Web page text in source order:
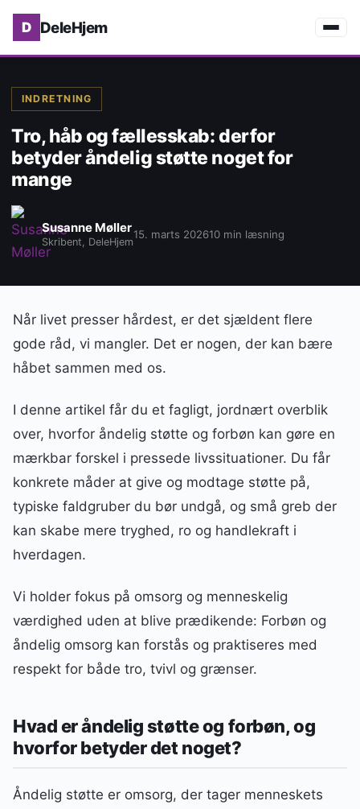
DeleHjem
INDRETNING
Tro, håb og fællesskab: derfor
betyder åndelig støtte noget for
mange
Susanne Møller
Skribent, DeleHjem
15. marts 202610 min læsning
Når livet presser hårdest, er det sjældent flere
gode råd, vi mangler. Det er nogen, der kan bære
håbet sammen med os.
I denne artikel får du et fagligt, jordnært overblik
over, hvorfor åndelig støtte og forbøn kan gøre en
mærkbar forskel i pressede livssituationer. Du får
konkrete måder at give og modtage støtte på,
typiske faldgruber du bør undgå, og små greb der
kan skabe mere tryghed, ro og handlekraft i
hverdagen.
Vi holder fokus på omsorg og menneskelig
værdighed uden at blive prædikende: Forbøn og
åndelig omsorg kan forstås og praktiseres med
respekt for både tro, tvivl og grænser.
Hvad er åndelig støtte og forbøn, og
hvorfor betyder det noget?
Åndelig støtte er omsorg, der tager menneskets